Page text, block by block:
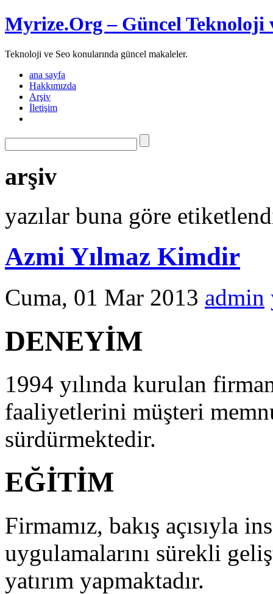
Myrize.Org – Güncel Teknoloji
Teknoloji ve Seo konularında güncel makaleler.
ana sayfa
Hakkımızda
Arşiv
İletişim
arşiv
yazılar buna göre
Azmi Yılmaz Kimdir
Cuma, 01 Mar 2013 admin
DENEYİM
1994 yılında kurulan
faaliyetlerini müşteri
sürdürmektedir.
EĞİTİM
Firmamız, bakış açısıyla
uygulamalarını sürekli
yatırım yapmaktadır.